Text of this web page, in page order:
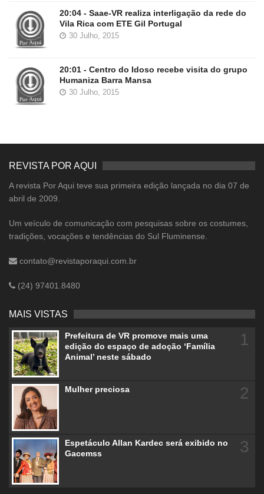
20:04 - Saae-VR realiza interligação da rede do
Vila Rica com ETE Gil Portugal
30 Julho, 2015
20:01 - Centro do Idoso recebe visita do grupo
Humaniza Barra Mansa
30 Julho, 2015
REVISTA POR AQUI
A revista Por Aqui teve sua primeira edição lançada no dia 07 de
abril de 2009.
Um veículo de comunicação com pesquisas sobre os costumes,
tradições, vocações e tendências do Sul Fluminense.
contato@revistaporaqui.com.br
(24) 97401.8480
MAIS VISTAS
Prefeitura de VR promove mais uma
edição do espaço de adoção ‘Família
Animal’ neste sábado
1
Mulher preciosa 2
Espetáculo Allan Kardec será exibido no
Gacemss
3